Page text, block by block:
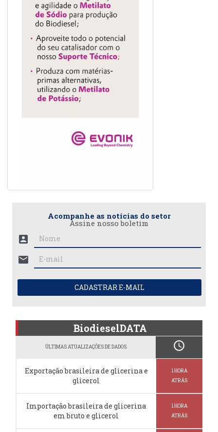
Acompanhe as notícias do setor
Assine nosso boletim
account_box
mail
CADASTRAR E-MAIL
BiodieselDATA
ÚLTIMAS ATUALIZAÇÕES DE DADOS schedule
Exportação brasileira de glicerina e
glicerol
1 HORA
ATRÁS
Importação brasileira de glicerina
em bruto e glicerol
1 HORA
ATRÁS